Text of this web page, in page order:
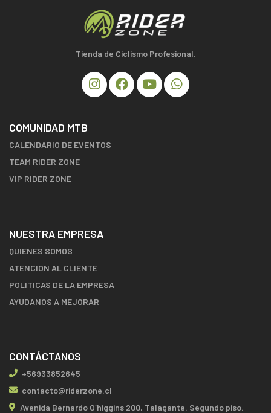
Tienda de Ciclismo Profesional.
COMUNIDAD MTB
CALENDARIO DE EVENTOS
TEAM RIDER ZONE
VIP RIDER ZONE
NUESTRA EMPRESA
QUIENES SOMOS
ATENCION AL CLIENTE
POLITICAS DE LA EMPRESA
AYUDANOS A MEJORAR
CONTÁCTANOS
+56933852645
contacto@riderzone.cl
Avenida Bernardo O´higgins 200, Talagante. Segundo piso.